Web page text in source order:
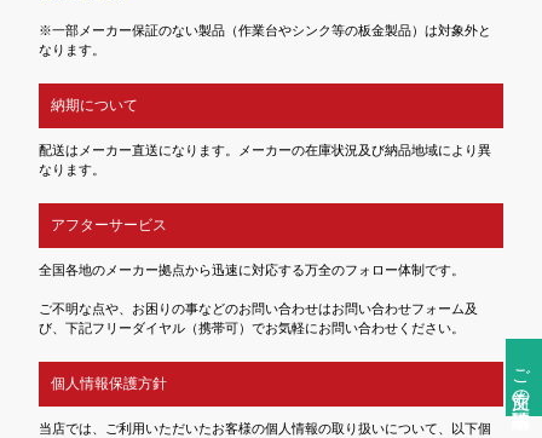
ご注文前の確認事項
※一部メーカー保証のない製品（作業台やシンク等の板金製品）は対象外と
なります。
納期について
配送はメーカー直送になります。メーカーの在庫状況及び納品地域により異
なります。
アフターサービス
全国各地のメーカー拠点から迅速に対応する万全のフォロー体制です。
ご不明な点や、お困りの事などのお問い合わせはお問い合わせフォーム及
び、下記フリーダイヤル（携帯可）でお気軽にお問い合わせください。
個人情報保護方針
当店では、ご利用いただいたお客様の個人情報の取り扱いについて、以下個